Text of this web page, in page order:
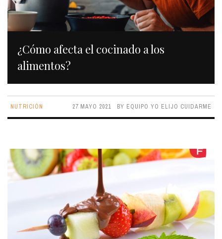
¿Cómo afecta el cocinado a los
alimentos?
NUTRICIÓN 27 MAYO 2021 BY EQUIPO YO ELIJO CUIDARME